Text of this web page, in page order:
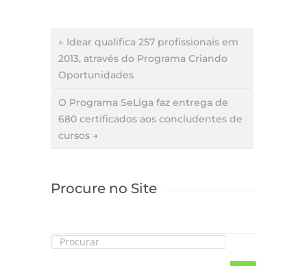
← Idear qualifica 257 profissionais em
2013, através do Programa Criando
Oportunidades
O Programa SeLiga faz entrega de
680 certificados aos concludentes de
cursos →
Procure no Site